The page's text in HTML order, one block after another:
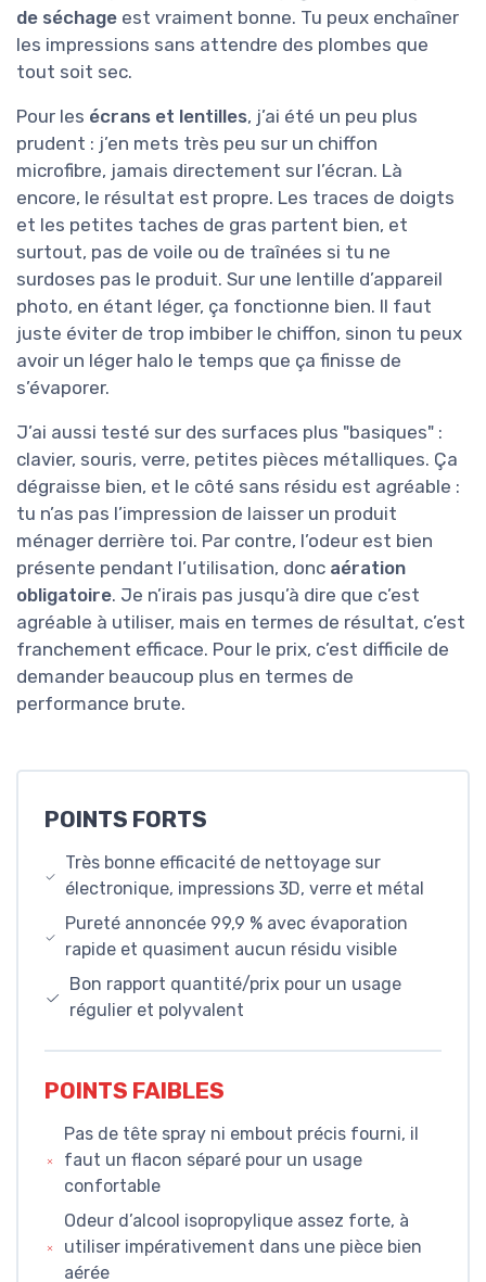
de séchage est vraiment bonne. Tu peux enchaîner
les impressions sans attendre des plombes que
tout soit sec.
Pour les écrans et lentilles, j’ai été un peu plus
prudent : j’en mets très peu sur un chiffon
microfibre, jamais directement sur l’écran. Là
encore, le résultat est propre. Les traces de doigts
et les petites taches de gras partent bien, et
surtout, pas de voile ou de traînées si tu ne
surdoses pas le produit. Sur une lentille d’appareil
photo, en étant léger, ça fonctionne bien. Il faut
juste éviter de trop imbiber le chiffon, sinon tu peux
avoir un léger halo le temps que ça finisse de
s’évaporer.
J’ai aussi testé sur des surfaces plus "basiques" :
clavier, souris, verre, petites pièces métalliques. Ça
dégraisse bien, et le côté sans résidu est agréable :
tu n’as pas l’impression de laisser un produit
ménager derrière toi. Par contre, l’odeur est bien
présente pendant l’utilisation, donc aération
obligatoire. Je n’irais pas jusqu’à dire que c’est
agréable à utiliser, mais en termes de résultat, c’est
franchement efficace. Pour le prix, c’est difficile de
demander beaucoup plus en termes de
performance brute.
POINTS FORTS
Très bonne efficacité de nettoyage sur
électronique, impressions 3D, verre et métal
Pureté annoncée 99,9 % avec évaporation
rapide et quasiment aucun résidu visible
Bon rapport quantité/prix pour un usage
régulier et polyvalent
POINTS FAIBLES
Pas de tête spray ni embout précis fourni, il
faut un flacon séparé pour un usage
confortable
Odeur d’alcool isopropylique assez forte, à
utiliser impérativement dans une pièce bien
aérée